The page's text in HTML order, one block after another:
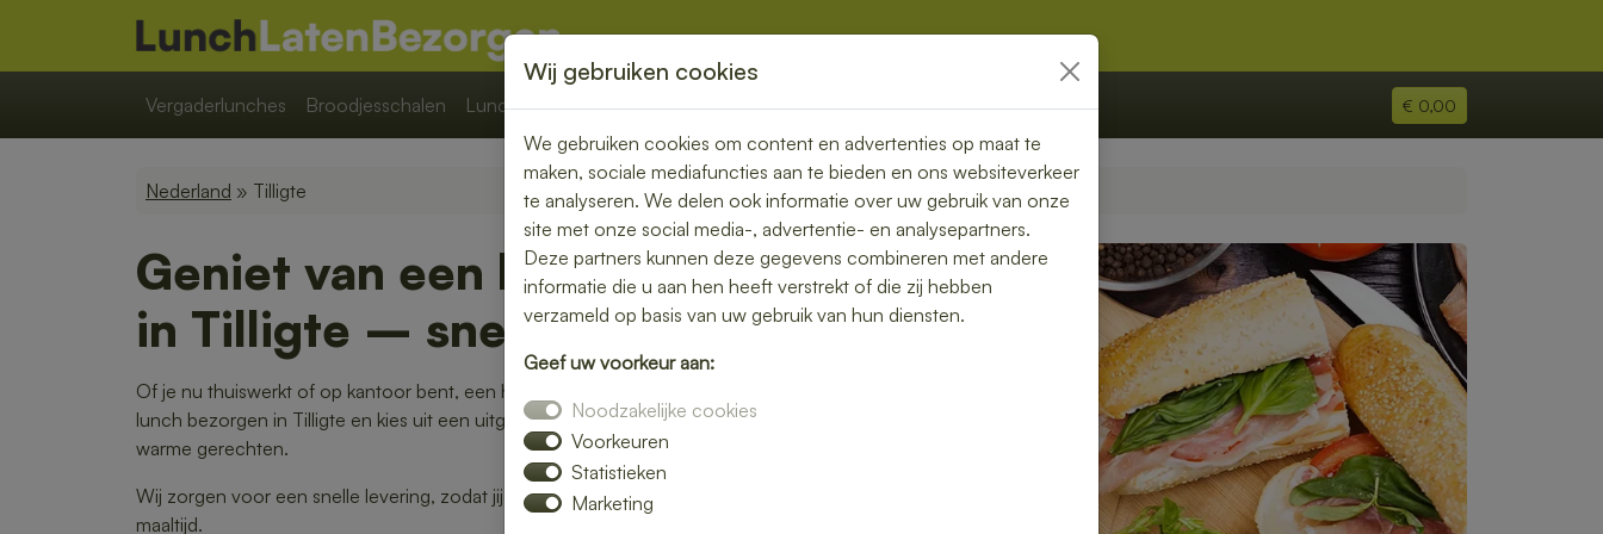
Vergaderlunches Broodjesschalen Lunchpakketten Overige € 0,00
Nederland » Tilligte
Geniet van een bezorgde lunch
in Tilligte – snel en smaakvol
Of je nu thuiswerkt of op kantoor bent, een heerlijke lunch maakt je dag compleet. Laat je
lunch bezorgen in Tilligte en kies uit een uitgebreid assortiment verse broodjes, salades en
warme gerechten.
Wij zorgen voor een snelle levering, zodat jij onbezorgd kunt genieten van een smakelijke
maaltijd.
Wij gebruiken cookies
We gebruiken cookies om content en advertenties op maat te
maken, sociale mediafuncties aan te bieden en ons websiteverkeer
te analyseren. We delen ook informatie over uw gebruik van onze
site met onze social media-, advertentie- en analysepartners.
Deze partners kunnen deze gegevens combineren met andere
informatie die u aan hen heeft verstrekt of die zij hebben
verzameld op basis van uw gebruik van hun diensten.
Geef uw voorkeur aan:
Noodzakelijke cookies
Voorkeuren
Statistieken
Marketing